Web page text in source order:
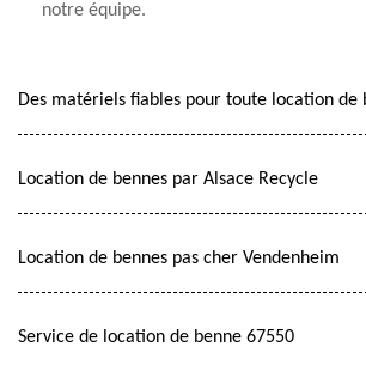
notre équipe.
Des matériels fiables pour toute location de
Location de bennes par Alsace Recycle
Location de bennes pas cher Vendenheim
Service de location de benne 67550